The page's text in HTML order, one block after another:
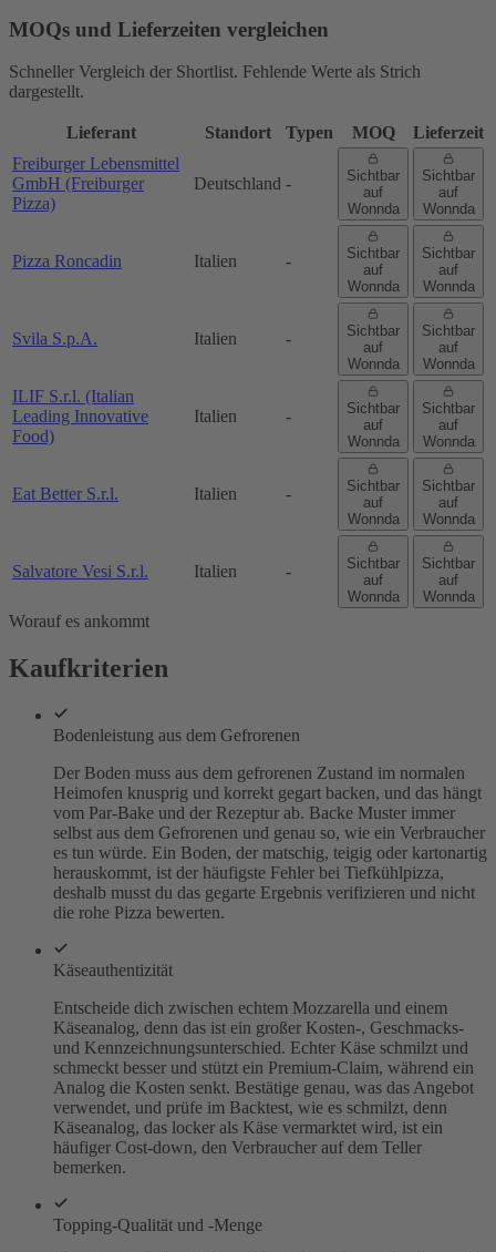
MOQs und Lieferzeiten vergleichen
Schneller Vergleich der Shortlist. Fehlende Werte als Strich
dargestellt.
Lieferant Standort Typen MOQ
Lieferzeit
Freiburger Lebensmittel
GmbH (Freiburger
Pizza)
Deutschland -
Sichtbar
auf
Wonnda
Sichtbar
auf
Wonnda
Pizza Roncadin Italien -
Sichtbar
auf
Wonnda
Sichtbar
auf
Wonnda
Svila S.p.A. Italien -
Sichtbar
auf
Wonnda
Sichtbar
auf
Wonnda
ILIF S.r.l. (Italian
Leading Innovative
Food)
Italien -
Sichtbar
auf
Wonnda
Sichtbar
auf
Wonnda
Eat Better S.r.l. Italien -
Sichtbar
auf
Wonnda
Sichtbar
auf
Wonnda
Salvatore Vesi S.r.l. Italien -
Sichtbar
auf
Wonnda
Sichtbar
auf
Wonnda
Worauf es ankommt
Kaufkriterien
Bodenleistung aus dem Gefrorenen
Der Boden muss aus dem gefrorenen Zustand im normalen
Heimofen knusprig und korrekt gegart backen, und das hängt
vom Par-Bake und der Rezeptur ab. Backe Muster immer
selbst aus dem Gefrorenen und genau so, wie ein Verbraucher
es tun würde. Ein Boden, der matschig, teigig oder kartonartig
herauskommt, ist der häufigste Fehler bei Tiefkühlpizza,
deshalb musst du das gegarte Ergebnis verifizieren und nicht
die rohe Pizza bewerten.
Käseauthentizität
Entscheide dich zwischen echtem Mozzarella und einem
Käseanalog, denn das ist ein großer Kosten-, Geschmacks-
und Kennzeichnungsunterschied. Echter Käse schmilzt und
schmeckt besser und stützt ein Premium-Claim, während ein
Analog die Kosten senkt. Bestätige genau, was das Angebot
verwendet, und prüfe im Backtest, wie es schmilzt, denn
Käseanalog, das locker als Käse vermarktet wird, ist ein
häufiger Cost-down, den Verbraucher auf dem Teller
bemerken.
Topping-Qualität und -Menge